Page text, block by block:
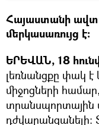
Հայաստանի
մերկասառույց է։
ԵՐԵՎԱՆ, 18
լեռնանցքը փակ
միջոցների
տրանսպորտային
դժվարանցանելի։